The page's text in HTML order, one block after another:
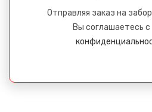
Отправляя заказ на
Вы соглашаетесь с